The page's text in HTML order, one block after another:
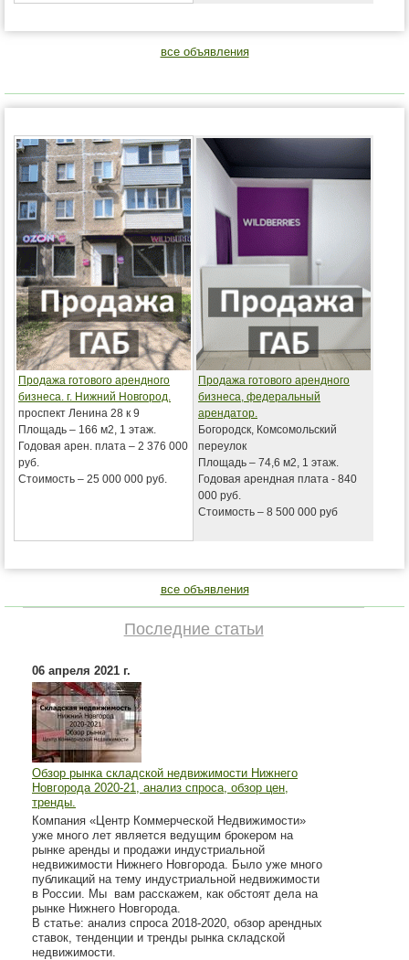
все объявления
Продажа готового арендного
бизнеса. г. Нижний Новгород.
проспект Ленина 28 к 9
Площадь – 166 м2, 1 этаж.
Годовая арен. плата – 2 376 000
руб.
Стоимость – 25 000 000 руб.
Продажа готового арендного
бизнеса, федеральный
арендатор.
Богородск, Комсомольский
переулок
Площадь – 74,6 м2, 1 этаж.
Годовая арендная плата - 840
000 руб.
Стоимость – 8 500 000 руб
все объявления
Последние статьи
06 апреля 2021 г.
Обзор рынка складской недвижимости Нижнего
Новгорода 2020-21, анализ спроса, обзор цен,
тренды.
Компания «Центр Коммерческой Недвижимости»
уже много лет является ведущим брокером на
рынке аренды и продажи индустриальной
недвижимости Нижнего Новгорода. Было уже много
публикаций на тему индустриальной недвижимости
в России. Мы вам расскажем, как обстоят дела на
рынке Нижнего Новгорода.
В статье: анализ спроса 2018-2020, обзор арендных
ставок, тенденции и тренды рынка складской
недвижимости.